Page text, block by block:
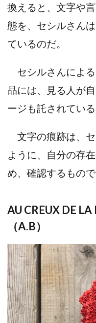
換えると、文字や
態を、セシルさん
ているのだ。
セシルさんによ
品には、見る人が
ージも託されている
文字の痕跡は、
ように、自分の存
め、確認するもので
AU CREUX DE
（A.B）